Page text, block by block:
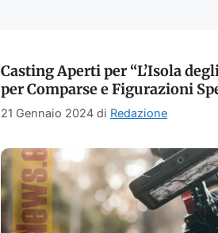
Casting Aperti per “L’Isola
per Comparse e Figurazioni
21 Gennaio 2024 di Redazione